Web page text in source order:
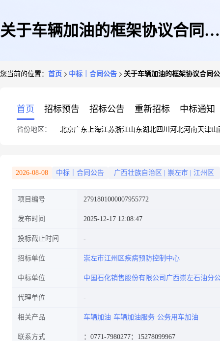
关于车辆加油的框架协议合同公
您当前的位置： 首页 中标｜合同公告 关于车辆加油的框架协议合同
首页 招标预告 招标公告 重新招标 中标通知
省份地区： 北京广东 上海江苏浙江山东湖北四川 河北河南天津山
2026-08-08 中标｜合同公告 广西壮族自治区 崇左市 江州区
项目编号 2791801000007955772
发布时间 2025-12-17 12:08:47
投标截止时间
招标单位 崇左市江州区疾病预防控制中心
中标单位 中国石化销售股份有限公司广西崇左石油分
代理单位
相关产品 车辆加油 车辆加油服务 公务用车加油
联系方式 ：0771-7980277：15278099967